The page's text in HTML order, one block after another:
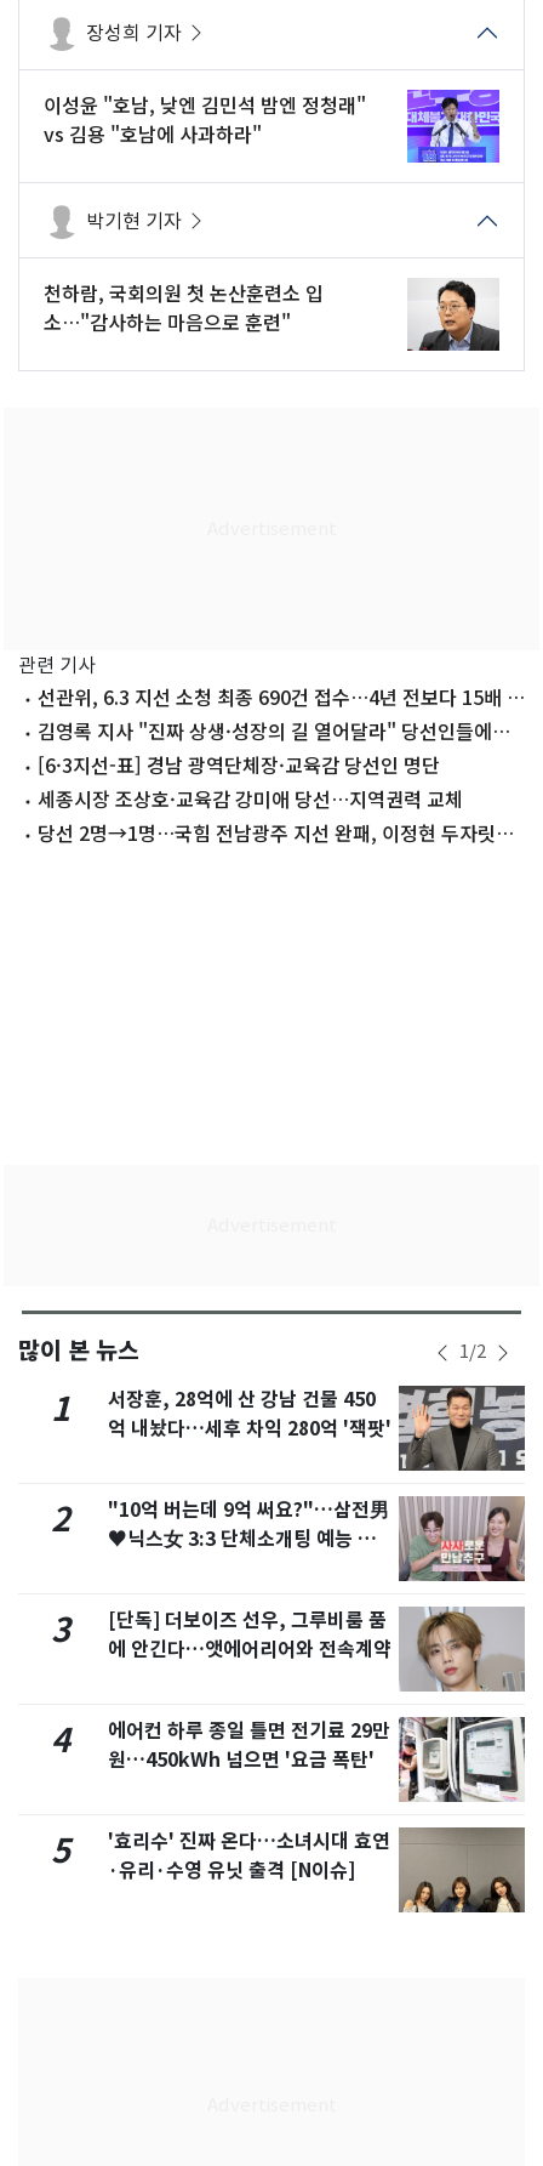
장성희 기자
이성윤 "호남, 낮엔 김민석 밤엔 정청래"
vs 김용 "호남에 사과하라"
박기현 기자
천하람, 국회의원 첫 논산훈련소 입
소…"감사하는 마음으로 훈련"
관련 기사
선관위, 6.3 지선 소청 최종 690건 접수…4년 전보다 15배 폭
증(종합)
김영록 지사 "진짜 상생·성장의 길 열어달라" 당선인들에게
축하[6·3지선-표] 경남 광역단체장·교육감 당선인 명단
세종시장 조상호·교육감 강미애 당선…지역권력 교체
당선 2명→1명…국힘 전남광주 지선 완패, 이정현 두자릿수
많이 본 뉴스 1/2
1
서장훈, 28억에 산 강남 건물 450
억 내놨다…세후 차익 280억 '잭팟'
2
"10억 버는데 9억 써요?"…삼전男
♥닉스女 3:3 단체소개팅 예능 화
3
[단독] 더보이즈 선우, 그루비룸 품
에 안긴다…앳에어리어와 전속계약
4
에어컨 하루 종일 틀면 전기료 29만
원…450kWh 넘으면 '요금 폭탄'
5
'효리수' 진짜 온다…소녀시대 효연
·유리·수영 유닛 출격 [N이슈]